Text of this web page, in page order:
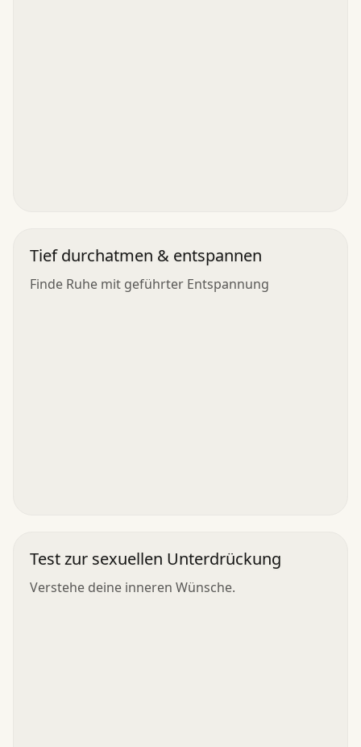
Tief durchatmen & entspannen
Finde Ruhe mit geführter Entspannung
Test zur sexuellen Unterdrückung
Verstehe deine inneren Wünsche.